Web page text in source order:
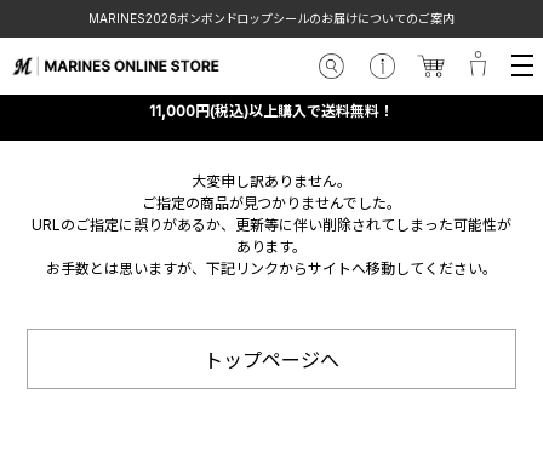
MARINES2026ボンボンドロップシールのお届けについてのご案内
11,000円(税込)以上購入で送料無料！
大変申し訳ありません。
ご指定の商品が見つかりませんでした。
URLのご指定に誤りがあるか、更新等に伴い削除されてしまった可能性が
あります。
お手数とは思いますが、下記リンクからサイトへ移動してください。
トップページへ